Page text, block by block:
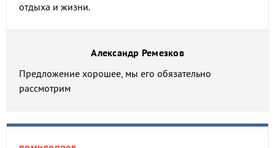
отдыха и жизни.
Александр Ремезков
Предложение хорошее, мы его обязательно
рассмотрим